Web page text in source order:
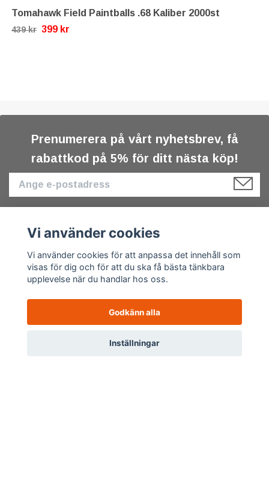
Tomahawk Field Paintballs .68 Kaliber 2000st
439 kr 399 kr
Prenumerera på vårt nyhetsbrev, få
rabattkod på 5% för ditt nästa köp!
Vi använder cookies
Vi använder cookies för att anpassa det innehåll som
visas för dig och för att du ska få bästa tänkbara
upplevelse när du handlar hos oss.
Godkänn alla
Inställningar